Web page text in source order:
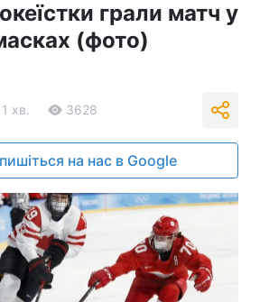
грали матч у
(фото)
1 хв. 3628
на нас в Google